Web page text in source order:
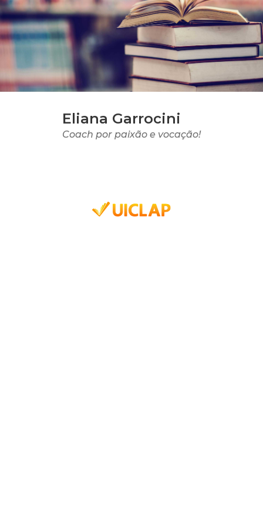
Eliana Garrocini
Coach por paixão e vocação!